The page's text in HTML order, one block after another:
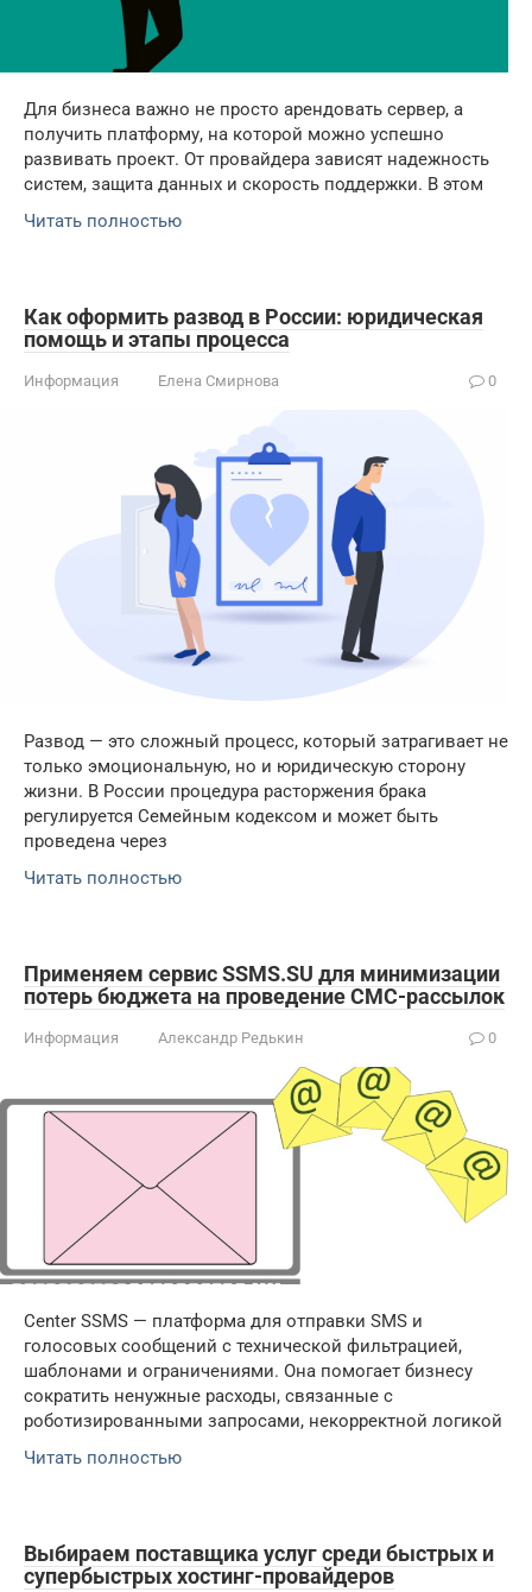
Для бизнеса важно не просто арендовать сервер, а
получить платформу, на которой можно успешно
развивать проект. От провайдера зависят надежность
систем, защита данных и скорость поддержки. В этом
Читать полностью
Как оформить развод в России: юридическая
помощь и этапы процесса
Информация Елена Смирнова 0
Развод — это сложный процесс, который затрагивает не
только эмоциональную, но и юридическую сторону
жизни. В России процедура расторжения брака
регулируется Семейным кодексом и может быть
проведена через
Читать полностью
Применяем сервис SSMS.SU для минимизации
потерь бюджета на проведение СМС-рассылок
Информация Александр Редькин 0
Center SSMS — платформа для отправки SMS и
голосовых сообщений с технической фильтрацией,
шаблонами и ограничениями. Она помогает бизнесу
сократить ненужные расходы, связанные с
роботизированными запросами, некорректной логикой
Читать полностью
Выбираем поставщика услуг среди быстрых и
супербыстрых хостинг-провайдеров